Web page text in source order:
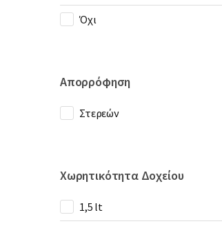
Όχι
Απορρόφηση
Στερεών
Χωρητικότητα Δοχείου
1,5 lt